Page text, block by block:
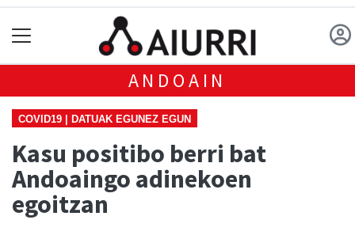
ANDOAIN
COVID19 | DATUAK EGUNEZ EGUN
Kasu positibo berri bat
Andoaingo adinekoen
egoitzan